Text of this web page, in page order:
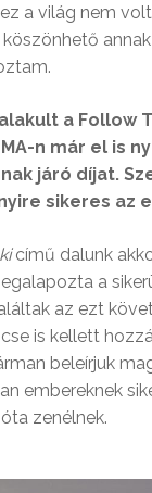
a világ nem
a Follow
n már el is
járó díjat.
sikeres az
című dalunk
a
az ezt
is kellett
beleírjuk
embereknek
zenélnek.